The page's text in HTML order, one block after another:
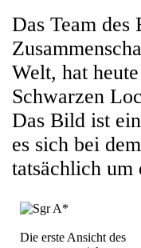
Das Team
Welt, hat
Schwarzen
Das Bild ist
es sich bei
tatsächlich um
Die erste Ansicht des